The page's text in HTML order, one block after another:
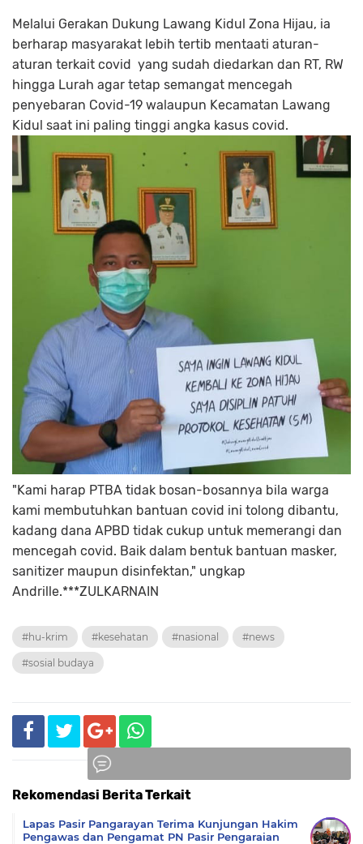
Melalui Gerakan Dukung Lawang Kidul Zona Hijau, ia
berharap masyarakat lebih tertib mentaati aturan-
aturan terkait covid yang sudah diedarkan dan RT, RW
hingga Lurah agar tetap semangat mencegah
penyebaran Covid-19 walaupun Kecamatan Lawang
Kidul saat ini paling tinggi angka kasus covid.
"Kami harap PTBA tidak bosan-bosannya bila warga
kami membutuhkan bantuan covid ini tolong dibantu,
kadang dana APBD tidak cukup untuk memerangi dan
mencegah covid. Baik dalam bentuk bantuan masker,
sanitizer maupun disinfektan," ungkap
Andrille.***ZULKARNAIN
#hu-krim #kesehatan #nasional #news
#sosial budaya
Rekomendasi Berita Terkait
Lapas Pasir Pangarayan Terima Kunjungan Hakim
Pengawas dan Pengamat PN Pasir Pengaraian